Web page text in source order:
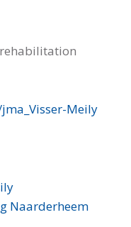
Meily
Naarderheem